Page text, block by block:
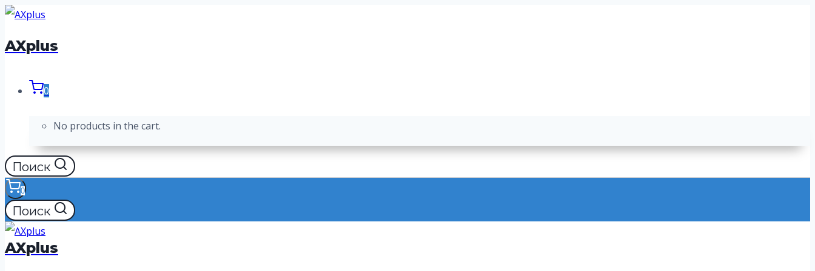
Перейти
содержимому
AXplus
0
No products in the cart.
Поиск
0
Поиск
AXplus